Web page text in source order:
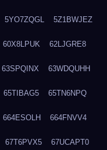
5YO7ZQGL 5Z1BWJEZ
60X8LPUK 62LJGRE8
63SPQINX 63WDQUHH
65TIBAG5 65TN6NPQ
664ESOLH 664FNVV4
67T6PVX5 67UCAPT0